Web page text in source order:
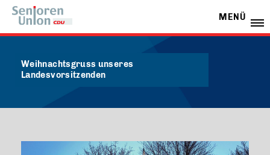
MENÜ
Weihnachtsgruss unseres
Landesvorsitzenden